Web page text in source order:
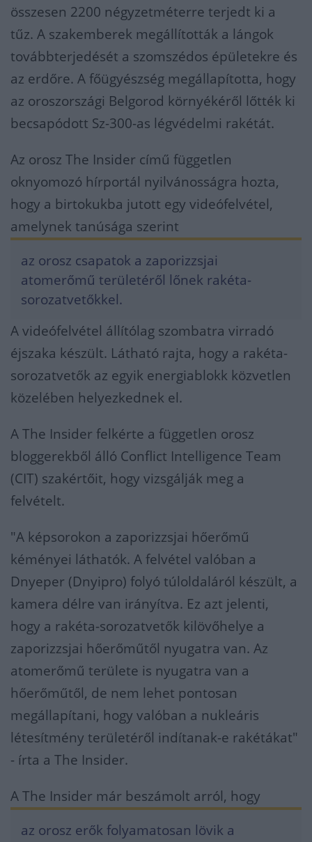
összesen 2200 négyzetméterre terjedt ki a
tűz. A szakemberek megállították a lángok
továbbterjedését a szomszédos épületekre és
az erdőre. A főügyészség megállapította, hogy
az oroszországi Belgorod környékéről lőtték ki
becsapódott Sz-300-as légvédelmi rakétát.
Az orosz The Insider című független
oknyomozó hírportál nyilvánosságra hozta,
hogy a birtokukba jutott egy videófelvétel,
amelynek tanúsága szerint
az orosz csapatok a zaporizzsjai
atomerőmű területéről lőnek rakéta-
sorozatvetőkkel.
A videófelvétel állítólag szombatra virradó
éjszaka készült. Látható rajta, hogy a rakéta-
sorozatvetők az egyik energiablokk közvetlen
közelében helyezkednek el.
A The Insider felkérte a független orosz
bloggerekből álló Conflict Intelligence Team
(CIT) szakértőit, hogy vizsgálják meg a
felvételt.
"A képsorokon a zaporizzsjai hőerőmű
kéményei láthatók. A felvétel valóban a
Dnyeper (Dnyipro) folyó túloldaláról készült, a
kamera délre van irányítva. Ez azt jelenti,
hogy a rakéta-sorozatvetők kilövőhelye a
zaporizzsjai hőerőműtől nyugatra van. Az
atomerőmű területe is nyugatra van a
hőerőműtől, de nem lehet pontosan
megállapítani, hogy valóban a nukleáris
létesítmény területéről indítanak-e rakétákat"
- írta a The Insider.
A The Insider már beszámolt arról, hogy
az orosz erők folyamatosan lövik a